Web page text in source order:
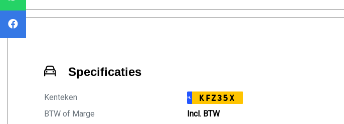
Specificaties
Kenteken NL KFZ35X
BTW of Marge
Incl. BTW